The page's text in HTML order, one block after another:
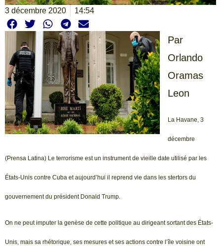
3 décembre 2020 14:54
Par
Orlando
Oramas
Leon
La Havane, 3
décembre
(Prensa Latina) Le terrorisme est un instrument de vieille date utilisé par les
États-Unis contre Cuba et aujourd’hui il reprend vie dans les stertors du
gouvernement du président Donald Trump.
On ne peut imputer la genèse de cette politique au dirigeant sortant des États-
Unis, mais sa rhétorique, ses mesures et ses actions contre l’île voisine ont